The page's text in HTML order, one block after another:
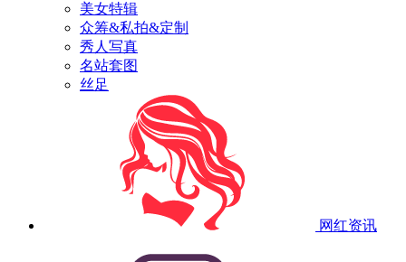
美女特辑
众筹&私拍&定制
秀人写真
名站套图
丝足
网红资讯